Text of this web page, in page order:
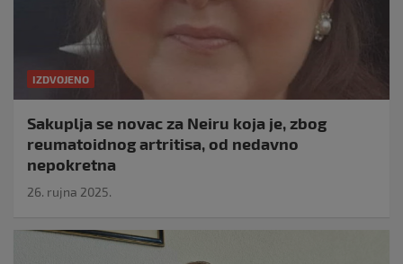
IZDVOJENO
Sakuplja se novac za Neiru koja je, zbog
reumatoidnog artritisa, od nedavno
nepokretna
26. rujna 2025.